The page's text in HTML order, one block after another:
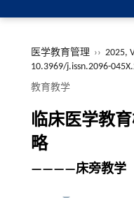
医学教育管理 ›› 2025,
10.3969/j.issn.2096-
教育教学
临床医学教
略
————床旁教学